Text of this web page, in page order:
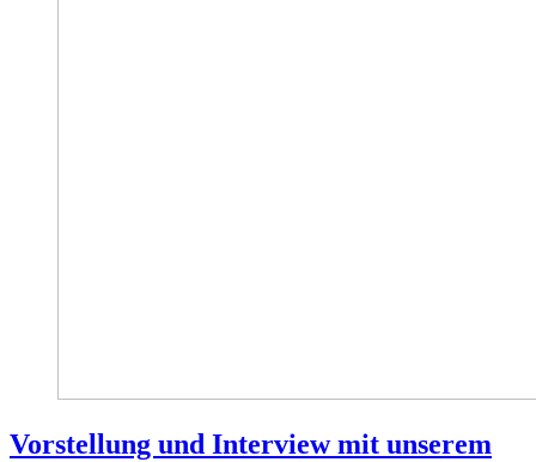
Vorstellung und Interview mit unserem